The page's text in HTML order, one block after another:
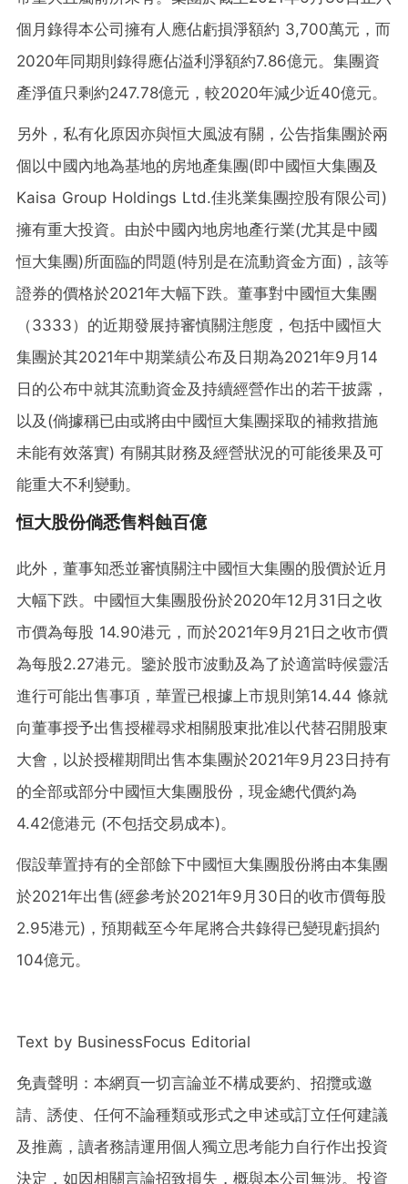
個月錄得本公司擁有人應佔虧損淨額約 3,700萬元，而
2020年同期則錄得應佔溢利淨額約7.86億元。集團資
產淨值只剩約247.78億元，較2020年減少近40億元。
另外，私有化原因亦與恒大風波有關，公告指集團於兩
個以中國內地為基地的房地產集團(即中國恒大集團及
Kaisa Group Holdings Ltd.佳兆業集團控股有限公司)
擁有重大投資。由於中國內地房地產行業(尤其是中國
恒大集團)所面臨的問題(特別是在流動資金方面)，該等
證券的價格於2021年大幅下跌。董事對中國恒大集團
（3333）的近期發展持審慎關注態度，包括中國恒大
集團於其2021年中期業績公布及日期為2021年9月14
日的公布中就其流動資金及持續經營作出的若干披露，
以及(倘據稱已由或將由中國恒大集團採取的補救措施
未能有效落實) 有關其財務及經營狀況的可能後果及可
能重大不利變動。
恒大股份倘悉售料蝕百億
此外，董事知悉並審慎關注中國恒大集團的股價於近月
大幅下跌。中國恒大集團股份於2020年12月31日之收
市價為每股 14.90港元，而於2021年9月21日之收市價
為每股2.27港元。鑒於股市波動及為了於適當時候靈活
進行可能出售事項，華置已根據上市規則第14.44 條就
向董事授予出售授權尋求相關股東批准以代替召開股東
大會，以於授權期間出售本集團於2021年9月23日持有
的全部或部分中國恒大集團股份，現金總代價約為
4.42億港元 (不包括交易成本)。
假設華置持有的全部餘下中國恒大集團股份將由本集團
於2021年出售(經參考於2021年9月30日的收市價每股
2.95港元)，預期截至今年尾將合共錄得已變現虧損約
104億元。
Text by BusinessFocus Editorial
免責聲明：本網頁一切言論並不構成要約、招攬或邀
請、誘使、任何不論種類或形式之申述或訂立任何建議
及推薦，讀者務請運用個人獨立思考能力自行作出投資
決定，如因相關言論招致損失，概與本公司無涉。投資